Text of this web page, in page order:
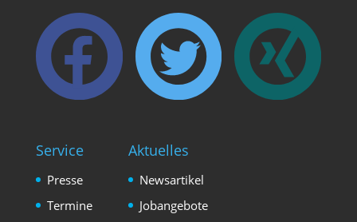
Service
Presse
Termine
Aktuelles
Newsartikel
Jobangebote